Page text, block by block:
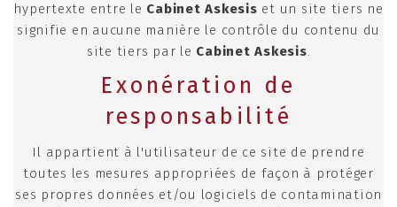
hypertexte entre le Cabinet Askesis et un site tiers ne
signifie en aucune manière le contrôle du contenu du
site tiers par le Cabinet Askesis.
Exonération de
responsabilité
Il appartient à l'utilisateur de ce site de prendre
toutes les mesures appropriées de façon à protéger
ses propres données et/ou logiciels de contamination